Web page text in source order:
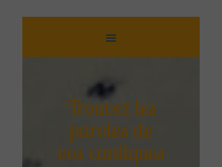
Trouvez les
paroles de
vos cantiques